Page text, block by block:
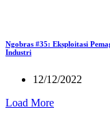
Ngobras #35: Eksploitasi
Industri
12/12/2022
Load More